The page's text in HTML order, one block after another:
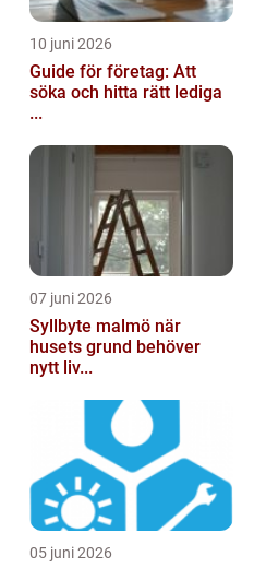
10 juni 2026
Guide för företag: Att
söka och hitta rätt lediga
...
07 juni 2026
Syllbyte malmö när
husets grund behöver
nytt liv...
05 juni 2026